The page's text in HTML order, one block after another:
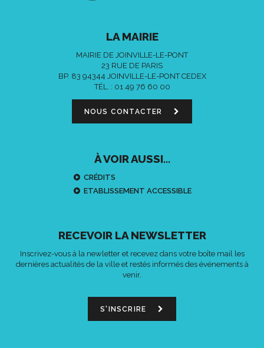
LA MAIRIE
MAIRIE DE JOINVILLE-LE-PONT
23 RUE DE PARIS
BP. 83 94344 JOINVILLE-LE-PONT CEDEX
TÉL. : 01 49 76 60 00
NOUS CONTACTER
À VOIR AUSSI...
CRÉDITS
ETABLISSEMENT ACCESSIBLE
RECEVOIR LA NEWSLETTER
Inscrivez-vous à la newletter et recevez dans votre boîte mail les
dernières actualités de la ville et restés informés des événements à
venir.
S'INSCRIRE